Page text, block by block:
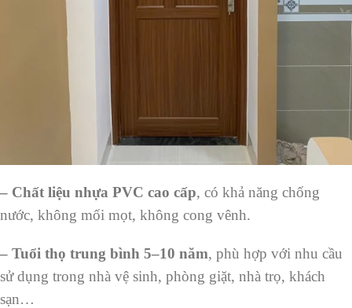
– Chất liệu nhựa PVC cao cấp, có khả năng chống
nước, không mối mọt, không cong vênh.
– Tuổi thọ trung bình 5–10 năm, phù hợp với nhu cầu
sử dụng trong nhà vệ sinh, phòng giặt, nhà trọ, khách
sạn…